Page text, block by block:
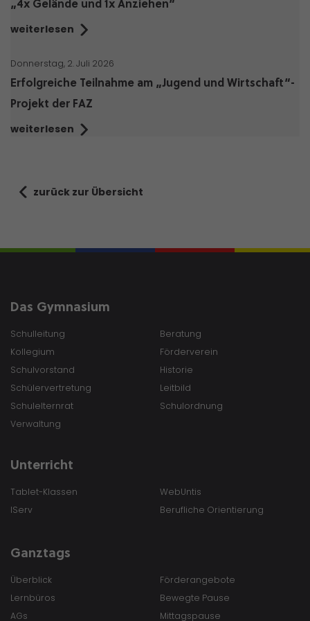
„4x Gelände und 1x Anziehen“
weiterlesen
Donnerstag, 2. Juli 2026
Erfolgreiche Teilnahme am „Jugend und Wirtschaft“-
Projekt der FAZ
weiterlesen
zurück zur Übersicht
Das Gymnasium
Schulleitung
Kollegium
Schulvorstand
Schülervertretung
Schulelternrat
Verwaltung
Beratung
Förderverein
Historie
Leitbild
Schulordnung
Unterricht
Tablet-Klassen
IServ
WebUntis
Berufliche Orientierung
Ganztags
Überblick
Lernbüros
AGs
Förderangebote
Bewegte Pause
Mittagspause